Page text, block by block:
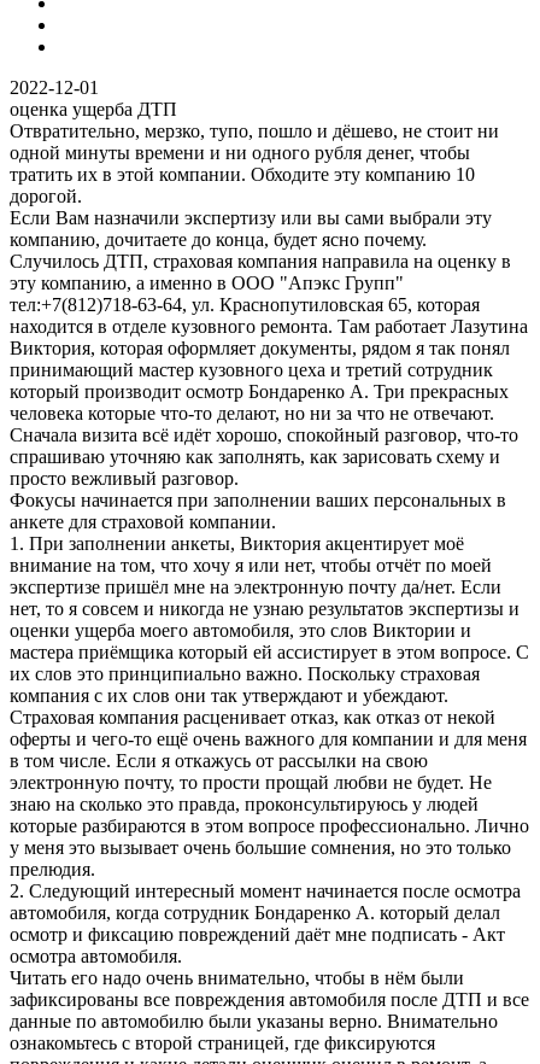
2022-12-01
оценка ущерба ДТП
Отвратительно, мерзко, тупо, пошло и дёшево, не стоит ни
одной минуты времени и ни одного рубля денег, чтобы
тратить их в этой компании. Обходите эту компанию 10
дорогой.
Если Вам назначили экспертизу или вы сами выбрали эту
компанию, дочитаете до конца, будет ясно почему.
Случилось ДТП, страховая компания направила на оценку в
эту компанию, а именно в ООО "Апэкс Групп"
тел:+7(812)718-63-64, ул. Краснопутиловская 65, которая
находится в отделе кузовного ремонта. Там работает Лазутина
Виктория, которая оформляет документы, рядом я так понял
принимающий мастер кузовного цеха и третий сотрудник
который производит осмотр Бондаренко А. Три прекрасных
человека которые что-то делают, но ни за что не отвечают.
Сначала визита всё идёт хорошо, спокойный разговор, что-то
спрашиваю уточняю как заполнять, как зарисовать схему и
просто вежливый разговор.
Фокусы начинается при заполнении ваших персональных в
анкете для страховой компании.
1. При заполнении анкеты, Виктория акцентирует моё
внимание на том, что хочу я или нет, чтобы отчёт по моей
экспертизе пришёл мне на электронную почту да/нет. Если
нет, то я совсем и никогда не узнаю результатов экспертизы и
оценки ущерба моего автомобиля, это слов Виктории и
мастера приёмщика который ей ассистирует в этом вопросе. С
их слов это принципиально важно. Поскольку страховая
компания с их слов они так утверждают и убеждают.
Страховая компания расценивает отказ, как отказ от некой
оферты и чего-то ещё очень важного для компании и для меня
в том числе. Если я откажусь от рассылки на свою
электронную почту, то прости прощай любви не будет. Не
знаю на сколько это правда, проконсультируюсь у людей
которые разбираются в этом вопросе профессионально. Лично
у меня это вызывает очень большие сомнения, но это только
прелюдия.
2. Следующий интересный момент начинается после осмотра
автомобиля, когда сотрудник Бондаренко А. который делал
осмотр и фиксацию повреждений даёт мне подписать - Акт
осмотра автомобиля.
Читать его надо очень внимательно, чтобы в нём были
зафиксированы все повреждения автомобиля после ДТП и все
данные по автомобилю были указаны верно. Внимательно
ознакомьтесь с второй страницей, где фиксируются